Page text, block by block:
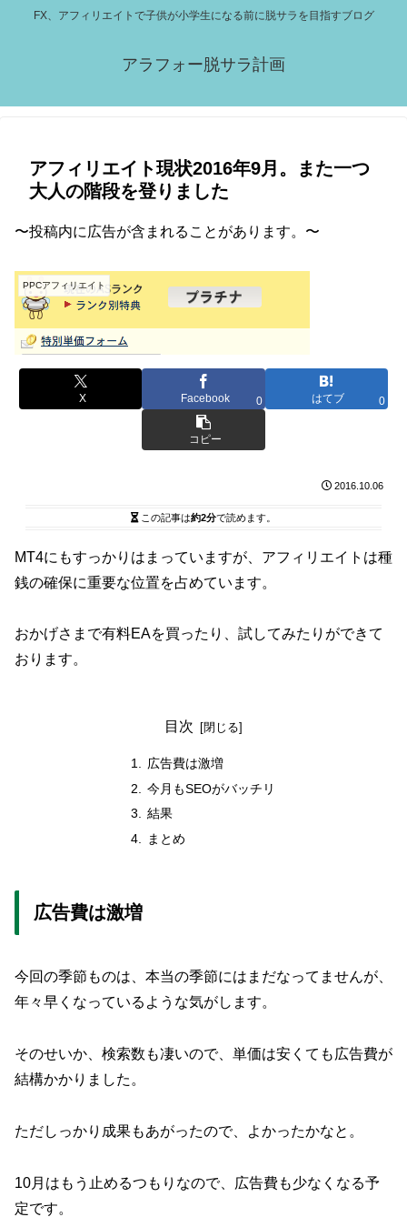
FX、アフィリエイトで子供が小学生になる前に脱サラを目指すブログ
アラフォー脱サラ計画
アフィリエイト現状2016年9月。また一つ
大人の階段を登りました
〜投稿内に広告が含まれることがあります。〜
PPCアフィリエイト
X Facebook 0 はてブ 0
コピー
2016.10.06
この記事は約2分で読めます。
MT4にもすっかりはまっていますが、アフィリエイトは種
銭の確保に重要な位置を占めています。
おかげさまで有料EAを買ったり、試してみたりができて
おります。
目次
広告費は激増
今月もSEOがバッチリ
結果
まとめ
広告費は激増
今回の季節ものは、本当の季節にはまだなってませんが、
年々早くなっているような気がします。
そのせいか、検索数も凄いので、単価は安くても広告費が
結構かかりました。
ただしっかり成果もあがったので、よかったかなと。
10月はもう止めるつもりなので、広告費も少なくなる予
定です。